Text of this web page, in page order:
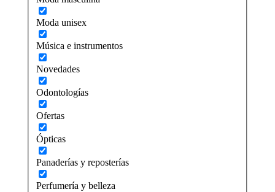
Moda unisex
Música e instrumentos
Novedades
Odontologías
Ofertas
Ópticas
Panaderías y reposterías
Perfumería y belleza